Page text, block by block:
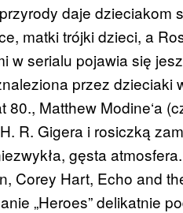
daje dzieciakom
matki trójki dzieci, a
w serialu pojawia się
przez dzieciaki
80., Matthew Modine‘a
R. Gigera i rosiczką
gęsta
, Corey Hart, Echo and
„Heroes” delikatnie